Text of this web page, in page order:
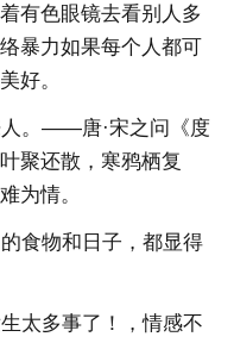
有色眼镜去看别人多
暴力如果每个人都可
好。
。——唐·宋之问《度
聚还散，寒鸦栖复
为情。
食物和日子，都显得
太多事了！，情感不